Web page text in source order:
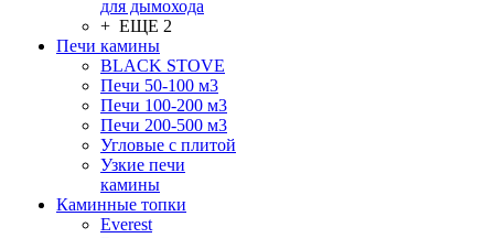
для дымохода
+ ЕЩЕ 2
Печи камины
BLACK STOVE
Печи 50-100 м3
Печи 100-200 м3
Печи 200-500 м3
Угловые с плитой
Узкие печи
камины
Каминные топки
Everest